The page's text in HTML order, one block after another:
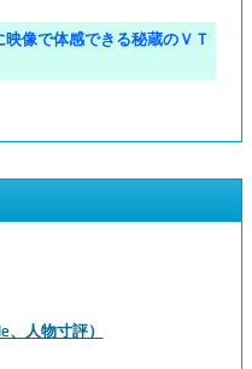
映像で体感できる秘蔵のＶＴ
人物寸評）